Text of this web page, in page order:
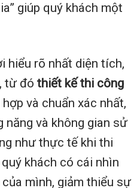
giúp quý khách một
hiểu rõ nhất diện tích,
từ đó thiết kế thi công
và chuẩn xác nhất,
năng và không gian sử
như thực tế khi thi
khách có cái nhìn
mình, giảm thiểu sự